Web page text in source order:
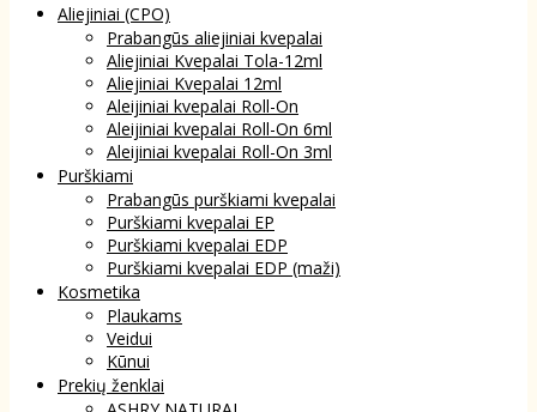
Aliejiniai (CPO)
Prabangūs aliejiniai kvepalai
Aliejiniai Kvepalai Tola-12ml
Aliejiniai Kvepalai 12ml
Aleijiniai kvepalai Roll-On
Aleijiniai kvepalai Roll-On 6ml
Aleijiniai kvepalai Roll-On 3ml
Purškiami
Prabangūs purškiami kvepalai
Purškiami kvepalai EP
Purškiami kvepalai EDP
Purškiami kvepalai EDP (maži)
Kosmetika
Plaukams
Veidui
Kūnui
Prekių ženklai